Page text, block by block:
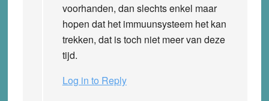
voorhanden, dan slechts enkel maar
hopen dat het immuunsysteem het kan
trekken, dat is toch niet meer van deze
tijd.
Log in to Reply